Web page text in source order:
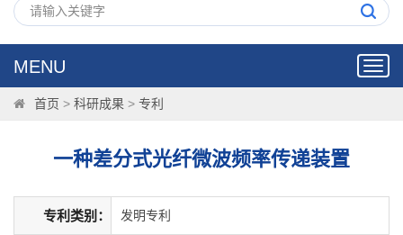
MENU
首页 > 科研成果 > 专利
一种差分式光纤微波频率传递装置
专利类别： 发明专利